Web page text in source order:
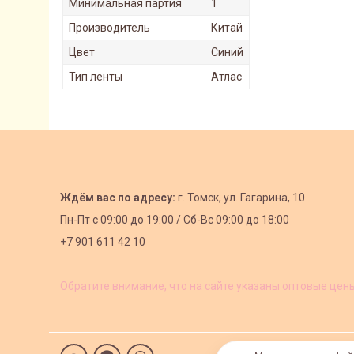
Минимальная партия
1
Производитель
Китай
Цвет
Синий
Тип ленты
Атлас
Ждём вас по адресу: г. Томск, ул. Гагарина, 10
Пн-Пт с09:00 до 19:00 /Сб-Вс 09:00 до 18:00
+7 901 611 42 10
Обратите внимание, что на сайте указаны оптовые